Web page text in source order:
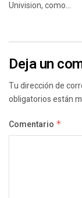
Univision, como...
Deja un
Tu dirección de
obligatorios están
Comentario *